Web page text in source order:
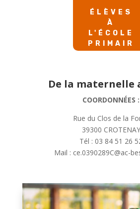
ÉLÈVES
À
L'ÉCOLE
PRIMAIR
De la maternelle
COORDONNÉES :
Rue du Clos de la
39300 CROTENAY
Tél : 03 84 51 26
Mail : ce.0390289C@ac-